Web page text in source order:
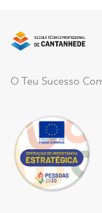
O Teu Sucesso